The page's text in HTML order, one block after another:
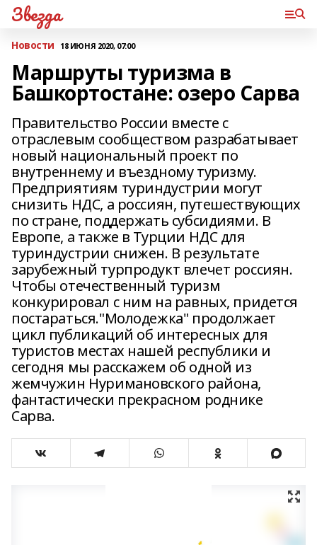
Звезда
Новости 18 ИЮНЯ 2020, 07:00
Маршруты туризма в
Башкортостане: озеро Сарва
Правительство России вместе с
отраслевым сообществом разрабатывает
новый национальный проект по
внутреннему и въездному туризму.
Предприятиям туриндустрии могут
снизить НДС, а россиян, путешествующих
по стране, поддержать субсидиями. В
Европе, а также в Турции НДС для
туриндустрии снижен. В результате
зарубежный турпродукт влечет россиян.
Чтобы отечественный туризм
конкурировал с ним на равных, придется
постараться."Молодежка" продолжает
цикл публикаций об интересных для
туристов местах нашей республики и
сегодня мы расскажем об одной из
жемчужин Нуримановского района,
фантастически прекрасном роднике
Сарва.